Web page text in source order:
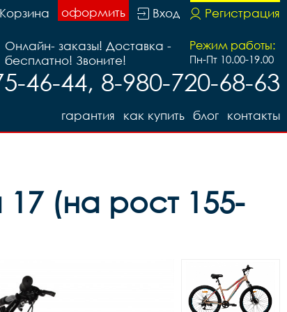
Регистрация
Вход
оформить
Корзина
Режим работы:
Пн-Пт 10.00-19.00
Онлайн- заказы! Доставка -
бесплатно! Звоните!
46-44, 8-980-720-68-63
контакты
блог
как купить
гарантия
(на рост 155-